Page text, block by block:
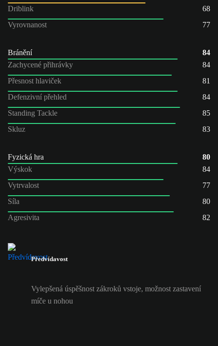
Driblink
68
Vyrovnanost
77
Bránění
84
Zachycené přihrávky
84
Přesnost hlaviček
81
Defenzivní přehled
84
Standing Tackle
85
Skluz
83
Fyzická hra
80
Výskok
84
Vytrvalost
77
Síla
80
Agresivita
82
Předvídavost
Vylepšená úspěšnost zákroků vstoje, možnost zastavení
míče u nohou